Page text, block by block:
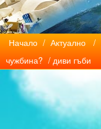
Начало / Актуално /
чужбина? / диви гъби